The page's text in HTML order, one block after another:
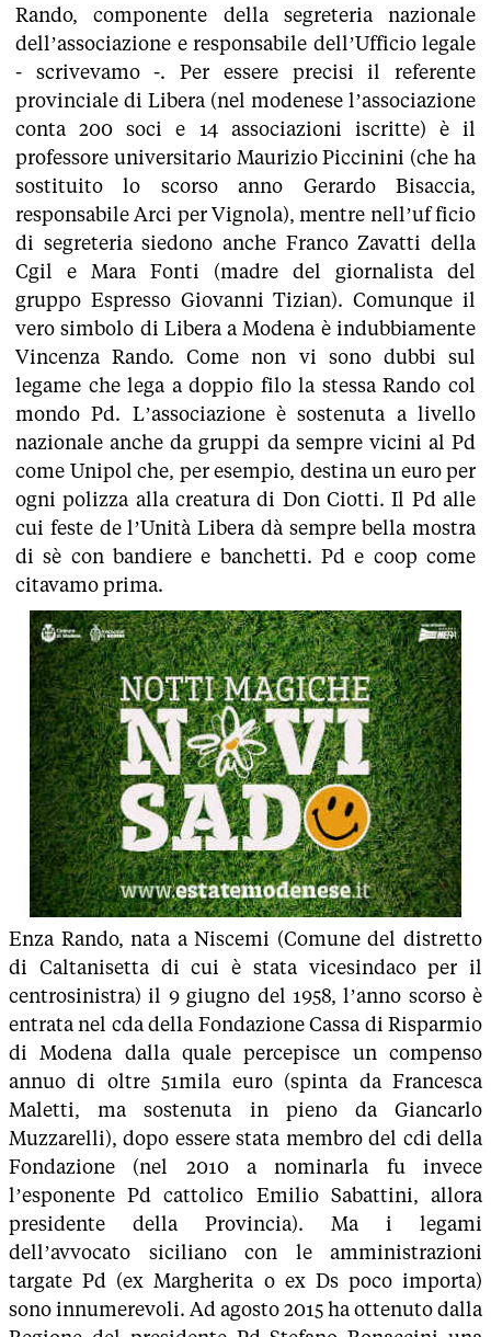
Rando, componente della segreteria nazionale
dell’associazione e responsabile dell’Ufficio legale
- scrivevamo -. Per essere precisi il referente
provinciale di Libera (nel modenese l’associazione
conta 200 soci e 14 associazioni iscritte) è il
professore universitario Maurizio Piccinini (che ha
sostituito lo scorso anno Gerardo Bisaccia,
responsabile Arci per Vignola), mentre nell’uf ficio
di segreteria siedono anche Franco Zavatti della
Cgil e Mara Fonti (madre del giornalista del
gruppo Espresso Giovanni Tizian). Comunque il
vero simbolo di Libera a Modena è indubbiamente
Vincenza Rando. Come non vi sono dubbi sul
legame che lega a doppio filo la stessa Rando col
mondo Pd. L’associazione è sostenuta a livello
nazionale anche da gruppi da sempre vicini al Pd
come Unipol che, per esempio, destina un euro per
ogni polizza alla creatura di Don Ciotti. Il Pd alle
cui feste de l’Unità Libera dà sempre bella mostra
di sè con bandiere e banchetti. Pd e coop come
citavamo prima.
Enza Rando, nata a Niscemi (Comune del distretto
di Caltanisetta di cui è stata vicesindaco per il
centrosinistra) il 9 giugno del 1958, l’anno scorso è
entrata nel cda della Fondazione Cassa di Risparmio
di Modena dalla quale percepisce un compenso
annuo di oltre 51mila euro (spinta da Francesca
Maletti, ma sostenuta in pieno da Giancarlo
Muzzarelli), dopo essere stata membro del cdi della
Fondazione (nel 2010 a nominarla fu invece
l’esponente Pd cattolico Emilio Sabattini, allora
presidente della Provincia). Ma i legami
dell’avvocato siciliano con le amministrazioni
targate Pd (ex Margherita o ex Ds poco importa)
sono innumerevoli. Ad agosto 2015 ha ottenuto dalla